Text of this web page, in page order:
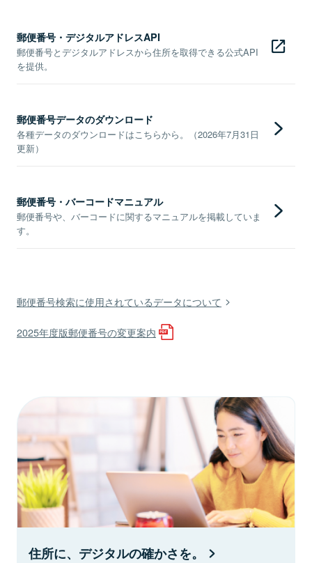
郵便番号・デジタルアドレスAPI
郵便番号とデジタルアドレスから住所を取得できる公式API
を提供。
郵便番号データのダウンロード
各種データのダウンロードはこちらから。（2026年7月31日
更新）
郵便番号・バーコードマニュアル
郵便番号や、バーコードに関するマニュアルを掲載していま
す。
郵便番号検索に使用されているデータについて
2025年度版郵便番号の変更案内
住所に、デジタルの確かさを。